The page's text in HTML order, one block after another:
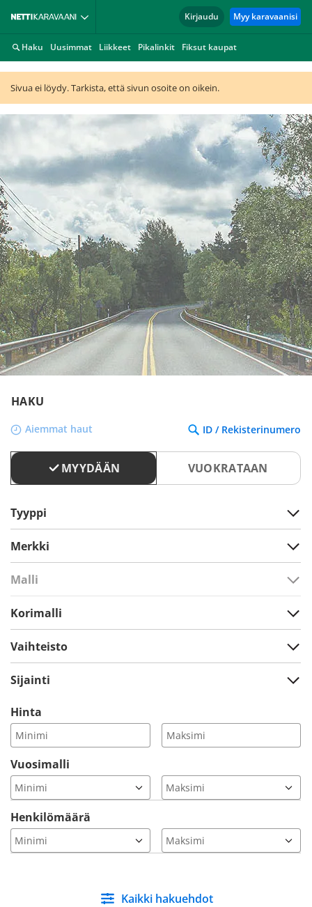
Kirjaudu Myy karavaanisi
Haku Uusimmat Liikkeet Pikalinkit Fiksut kaupat
Sivua ei löydy. Tarkista, että sivun osoite on oikein.
HAKU
Aiemmat haut ID / Rekisterinumero
MYYDÄÄN VUOKRATAAN
Tyyppi
Merkki
Malli
Korimalli
Vaihteisto
Sijainti
Henkilömäärä
Vuosimalli
Hinta
Kaikki hakuehdot